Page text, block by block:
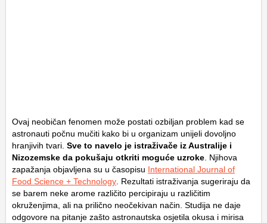
Ovaj neobičan fenomen može postati ozbiljan problem kad se
astronauti počnu mučiti kako bi u organizam unijeli dovoljno
hranjivih tvari. Sve to navelo je istraživače iz Australije i
Nizozemske da pokušaju otkriti moguće uzroke . Njihova
zapažanja objavljena su u časopisu International Journal of
Food Science + Technology . Rezultati istraživanja sugeriraju da
se barem neke arome različito percipiraju u različitim
okruženjima, ali na prilično neočekivan način. Studija ne daje
odgovore na pitanje zašto astronautska osjetila okusa i mirisa